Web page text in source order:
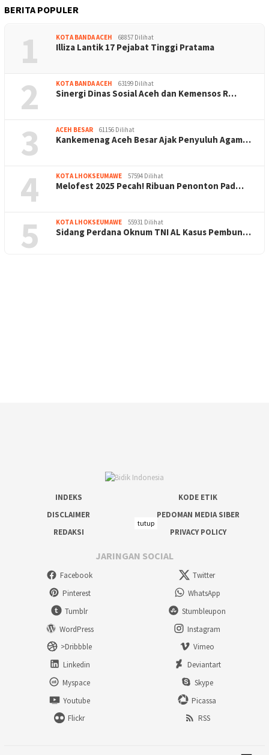
BERITA POPULER
1 KOTA BANDA ACEH 68857 Dilihat
Illiza Lantik 17 Pejabat Tinggi Pratama
2 KOTA BANDA ACEH 63199 Dilihat
Sinergi Dinas Sosial Aceh dan Kemensos R…
3 ACEH BESAR 61156 Dilihat
Kankemenag Aceh Besar Ajak Penyuluh Agam…
4 KOTA LHOKSEUMAWE 57594 Dilihat
Melofest 2025 Pecah! Ribuan Penonton Pad…
5 KOTA LHOKSEUMAWE 55931 Dilihat
Sidang Perdana Oknum TNI AL Kasus Pembun…
INDEKS
KODE ETIK
DISCLAIMER
PEDOMAN MEDIA SIBER
REDAKSI
PRIVACY POLICY
JARINGAN SOCIAL
Facebook
Twitter
Pinterest
WhatsApp
Tumblr
Stumbleupon
WordPress
Instagram
>Dribbble
Vimeo
Linkedin
Deviantart
Myspace
Skype
Youtube
Picassa
Flickr
RSS
tutup